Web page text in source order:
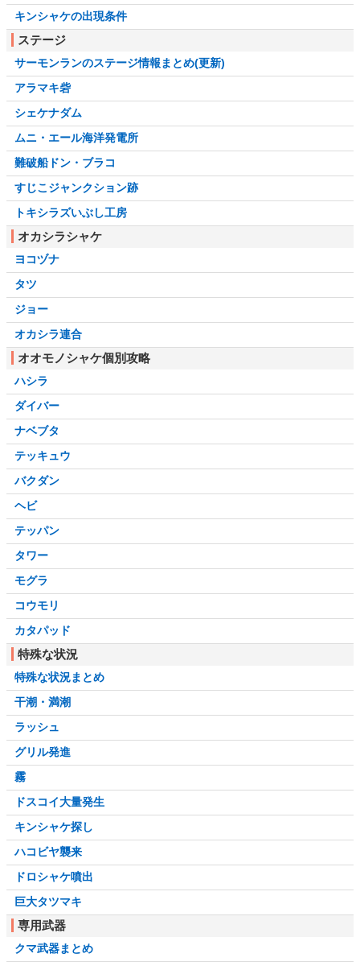
キンシャケの出現条件
ステージ
サーモンランのステージ情報まとめ(更新)
アラマキ砦
シェケナダム
ムニ・エール海洋発電所
難破船ドン・ブラコ
すじこジャンクション跡
トキシラズいぶし工房
オカシラシャケ
ヨコヅナ
タツ
ジョー
オカシラ連合
オオモノシャケ個別攻略
ハシラ
ダイバー
ナベブタ
テッキュウ
バクダン
ヘビ
テッパン
タワー
モグラ
コウモリ
カタパッド
特殊な状況
特殊な状況まとめ
干潮・満潮
ラッシュ
グリル発進
霧
ドスコイ大量発生
キンシャケ探し
ハコビヤ襲来
ドロシャケ噴出
巨大タツマキ
専用武器
クマ武器まとめ